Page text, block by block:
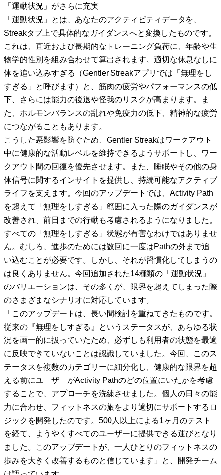
「運動状況」がさらに充実
「運動状況」とは、あなたのアクティビティデータを、
Streakタブ上で具体的なガイダンスへと変換したものです。
これは、直近および長期的なトレーニング負荷に、年齢や生
物学的性別を組み合わせて算出されます。適切な休息なしに
体を追い込みすぎる（Gentler Streakアプリでは「無理をし
すぎる」と呼びます）と、筋肉の疲労やパフォーマンスの低
下、さらには能力の後退や怪我のリスクが高まります。ま
た、ホルモンバランスの乱れや免疫力の低下、精神的な疲労
につながることもあります。
こうした悪影響を防ぐため、Gentler Streakはワークアウト
中に健康的な活動レベルを維持できるようサポートし、ワー
クアウト間の回復を優先させます。また、睡眠やその他の身
体信号に関するインサイトを提供し、持続可能なアクティブ
ライフを支えます。今回のアップデートでは、Activity Path
を超えて「無理をしすぎる」範囲に入った際のガイダンスが
改善され、前日までの行動も考慮されるようになりました。
すべての「無理をしすぎる」状態が有害なわけではありませ
ん。むしろ、進歩のためには数回に一度はPathの外まで追
い込むことが必要です。しかし、それが習慣化してしまうの
は良くありません。今回追加された14種類の「運動状況」
のバリエーションは、その多くが、限界を超えてしまった際
のさまざまなシナリオに対応しています。
「このアップデートは、長い間検討を重ねてきたものです。
従来の『無理をしすぎる』というステータスが、あらゆる状
況を画一的に扱っていたため、必ずしも利用者の状態を最適
に反映できていないことは認識していました。今回、このス
テータスを複数のカテゴリーに細分化し、健康的な限界を超
える前にユーザーがActivity Pathのどの位置にいたかを考慮
することで、アプローチを洗練させました。個人の日々の能
力に合わせ、フィットネスの旅をより適切にサポートするロ
ジックを開発したのです。500人以上による1ヶ月のテスト
を経て、ようやくすべてのユーザーに提供できる運びとなり
ました。このアップデートが、一人ひとりのフィットネスの
歩みを大きく改善するものと信じています」と、開発チーム